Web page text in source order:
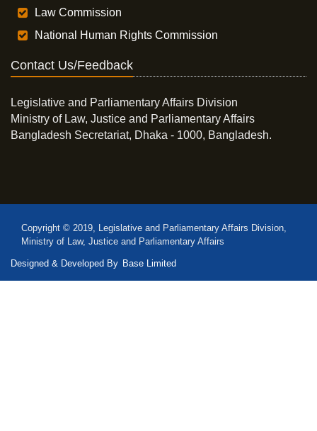
Law Commission
National Human Rights Commission
Contact Us/Feedback
Legislative and Parliamentary Affairs Division
Ministry of Law, Justice and Parliamentary Affairs
Bangladesh Secretariat, Dhaka - 1000, Bangladesh.
Copyright © 2019, Legislative and Parliamentary Affairs Division,
Ministry of Law, Justice and Parliamentary Affairs
Designed & Developed By Base Limited